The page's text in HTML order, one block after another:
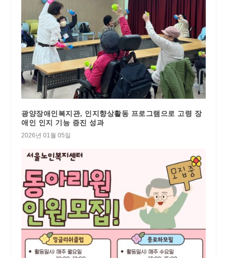
광양장애인복지관, 인지향상활동 프로그램으로 고령 장
애인 인지 기능 증진 성과
2026년 01월 05일